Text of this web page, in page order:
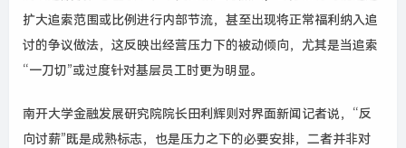
扩大追索范围或比例进行内部节流，甚至出现将正常福利纳入追
讨的争议做法，这反映出经营压力下的被动倾向，尤其是当追索
“一刀切”或过度针对基层员工时更为明显。
南开大学金融发展研究院院长 田利辉则对界面新闻记者说，“反
向讨薪”既是成熟标志，也是压力之下的必要安排，二者并非对